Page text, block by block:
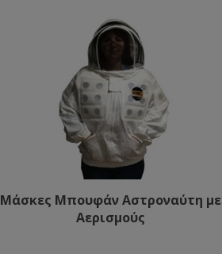
Μάσκες Μπουφάν Αστροναύτη με
Αερισμούς